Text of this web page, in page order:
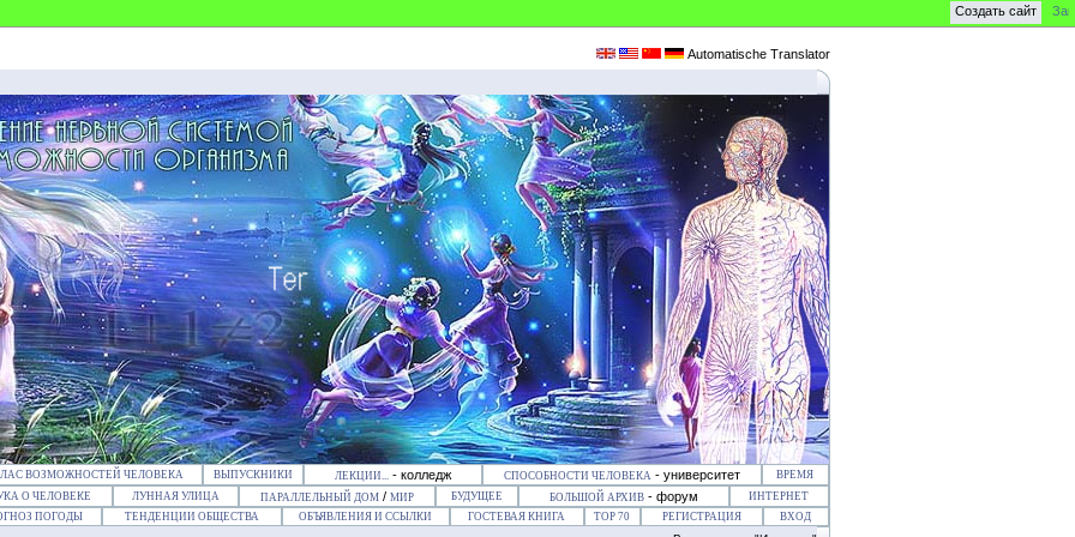
Создать сайт
Automatische Translator
ВОЗМОЖНОСТЕЙ ЧЕЛОВЕКА ВЫПУСКНИКИ ЛЕКЦИИ... - колледж СПОСОБНОСТИ ЧЕЛОВЕКА - университет
ВРЕМЯ
О ЧЕЛОВЕКЕ
ЛУННАЯ УЛИЦА ПАРАЛЛЕЛЬНЫЙ ДОМ/ МИР БУДУЩЕЕ БОЛЬШОЙ АРХИВ- форум
ИНТЕРНЕТ
ПОГОДЫ
ТЕНДЕНЦИИ ОБЩЕСТВА ОБЪЯВЛЕНИЯ И ССЫЛКИ ГОСТЕВАЯ КНИГА ТОР 70 РЕГИСТРАЦИЯ ВХОД